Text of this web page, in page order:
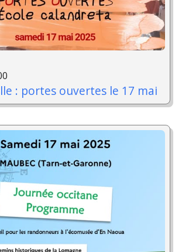
: portes ouvertes le 17 mai